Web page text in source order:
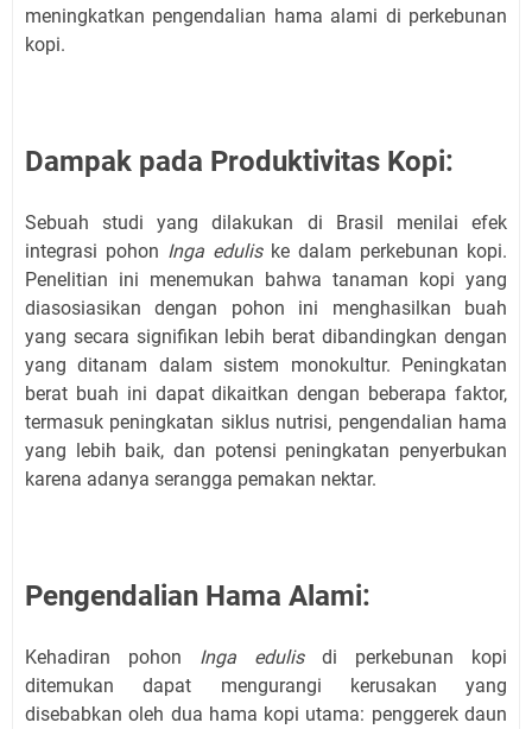
meningkatkan pengendalian hama alami di perkebunan
kopi.
Dampak pada Produktivitas Kopi:
Sebuah studi yang dilakukan di Brasil menilai efek
integrasi pohon Inga eduliske dalam perkebunan kopi.
Penelitian ini menemukan bahwa tanaman kopi yang
diasosiasikan dengan pohon ini menghasilkan buah
yang secara signifikan lebih berat dibandingkan dengan
yang ditanam dalam sistem monokultur. Peningkatan
berat buah ini dapat dikaitkan dengan beberapa faktor,
termasuk peningkatan siklus nutrisi, pengendalian hama
yang lebih baik, dan potensi peningkatan penyerbukan
karena adanya serangga pemakan nektar.
Pengendalian Hama Alami:
Kehadiran pohon Inga edulisdi perkebunan kopi
ditemukan dapat mengurangi kerusakan yang
disebabkan oleh dua hama kopi utama: penggerek daun